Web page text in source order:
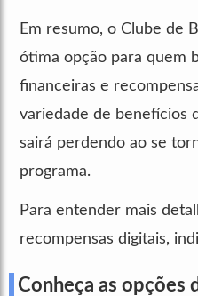
Em resumo, o Clube de
ótima opção para quem
financeiras e
variedade de benefícios
sairá perdendo ao se
programa.
Para entender mais
recompensas digitais,
Conheça as opções